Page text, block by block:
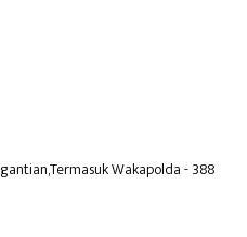
Wakapolda- 388